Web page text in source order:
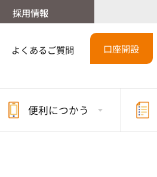
採用情報
よくあるご質問 口座開設
便利につかう